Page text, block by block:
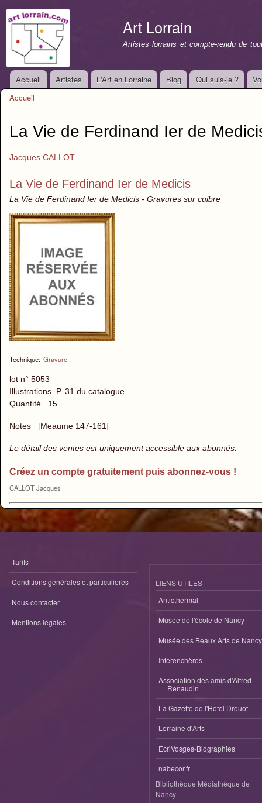
Art Lorrain
Artistes lorrains et compte-rendu de
Menu principal
Accueil Artistes L'Art en Lorraine Blog Qui suis-je ?
Accueil
La Vie de Ferdinand Ier de
Jacques CALLOT
La Vie de Ferdinand Ier de Medicis
La Vie de Ferdinand Ier de Medicis - Gravures sur cuibre
Technique: Gravure
lot n° 5053
Illustrations P. 31 du catalogue
Quantité 15
Notes [Meaume 147-161]
Le détail des ventes est uniquement accessible aux abonnés.
Créez un compte gratuitement puis abonnez-vous !
CALLOT Jacques
Tarifs
Conditions générales et particulieres
Nous contacter
Mentions légales
LIENS UTILES
Anticthermal
Musée de l'école de Nancy
Musée des Beaux Arts de Nancy
Interenchères
Association des amis d'Alfred
Renaudin
La Gazette de l'Hotel Drouot
Lorraine d'Arts
EcriVosges-Biographies
nabecor.fr
Bibliothèque Médiathèque de
Nancy